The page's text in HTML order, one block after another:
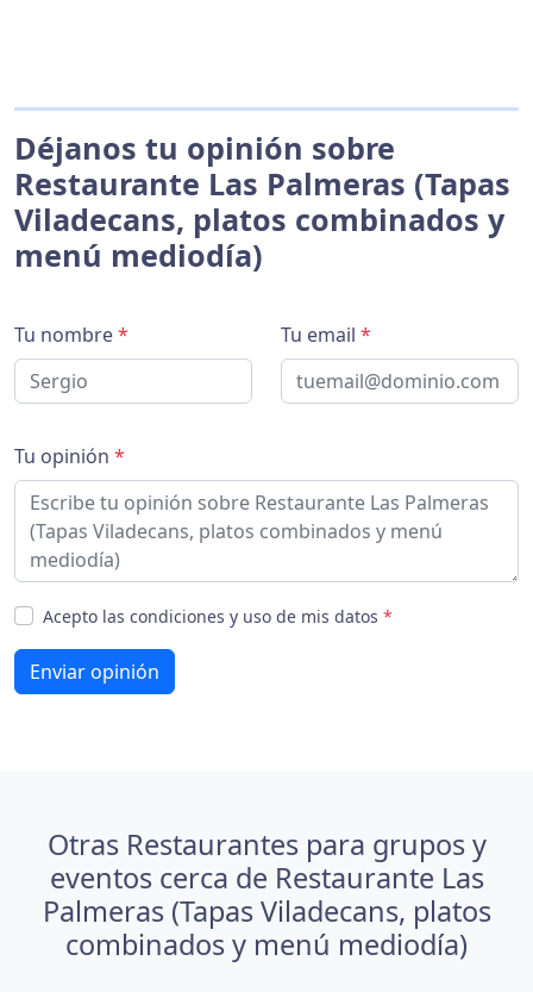
Déjanos tu opinión sobre
Restaurante Las Palmeras (Tapas
Viladecans, platos combinados y
menú mediodía)
Tu nombre* Tu email *
Tu opinión *
Acepto las condiciones y uso de mis datos *
Enviar opinión
Otras Restaurantes para grupos y
eventos cerca de Restaurante Las
Palmeras (Tapas Viladecans, platos
combinados y menú mediodía)